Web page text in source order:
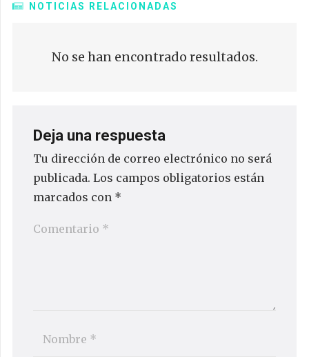
NOTICIAS RELACIONADAS
No se han encontrado resultados.
Deja una respuesta
Tu dirección de correo electrónico no será
publicada. Los campos obligatorios están
marcados con *